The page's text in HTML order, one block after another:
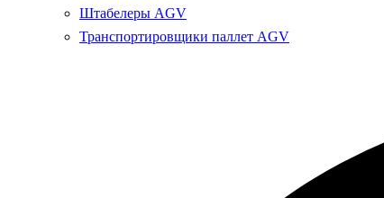
Штабелеры AGV
Транспортировщики паллет AGV